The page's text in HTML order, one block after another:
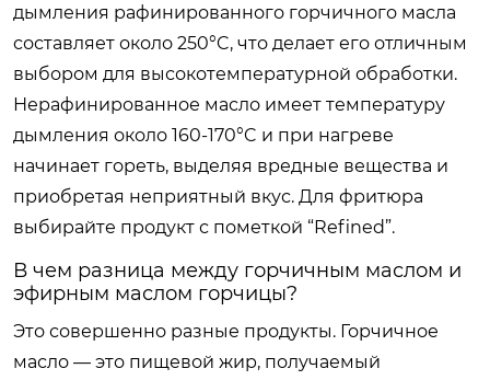
дымления рафинированного горчичного масла
составляет около 250°C, что делает его отличным
выбором для высокотемпературной обработки.
Нерафинированное масло имеет температуру
дымления около 160-170°C и при нагреве
начинает гореть, выделяя вредные вещества и
приобретая неприятный вкус. Для фритюра
выбирайте продукт с пометкой “Refined”.
В чем разница между горчичным маслом и
эфирным маслом горчицы?
Это совершенно разные продукты. Горчичное
масло — это пищевой жир, получаемый